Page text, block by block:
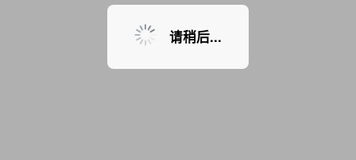
暂无课程，敬请期待
请稍后...